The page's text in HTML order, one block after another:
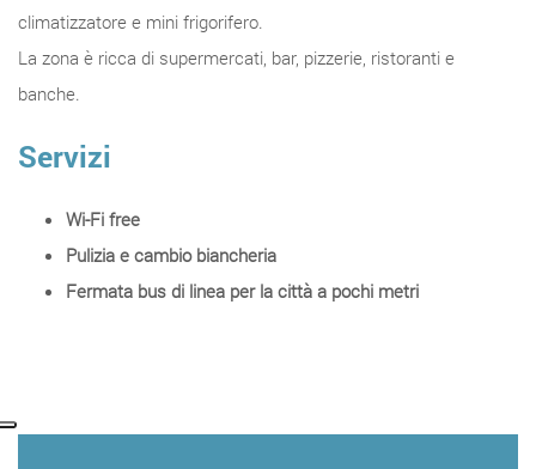
climatizzatore e mini frigorifero.
La zona è ricca di supermercati, bar, pizzerie, ristoranti e
banche.
Servizi
Wi-Fi free
Pulizia e cambio biancheria
Fermata bus di linea per la città a pochi metri